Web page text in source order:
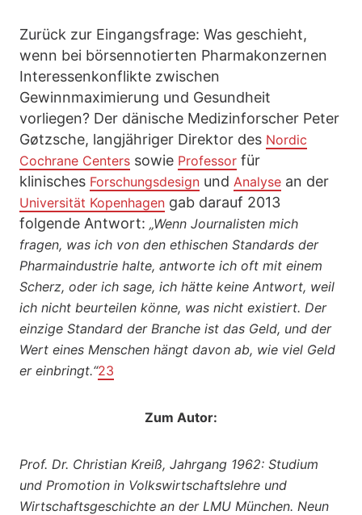
Zurück zur Eingangsfrage: Was geschieht,
wenn bei börsennotierten Pharmakonzernen
Interessenkonflikte zwischen
Gewinnmaximierung und Gesundheit
vorliegen? Der dänische Medizinforscher Peter
Gøtzsche, langjähriger Direktor des Nordic
Cochrane Centers sowie Professor für
klinisches Forschungsdesign und Analyse an der
Universität Kopenhagen gab darauf 2013
folgende Antwort: „Wenn Journalisten mich
fragen, was ich von den ethischen Standards der
Pharmaindustrie halte, antworte ich oft mit einem
Scherz, oder ich sage, ich hätte keine Antwort, weil
ich nicht beurteilen könne, was nicht existiert. Der
einzige Standard der Branche ist das Geld, und der
Wert eines Menschen hängt davon ab, wie viel Geld
er einbringt.“23
Zum Autor:
Prof. Dr. Christian Kreiß, Jahrgang 1962: Studium
und Promotion in Volkswirtschaftslehre und
Wirtschaftsgeschichte an der LMU München. Neun